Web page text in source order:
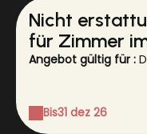
Nicht
für Zimmer
Angebot gültig für :
Bis31 dez 26